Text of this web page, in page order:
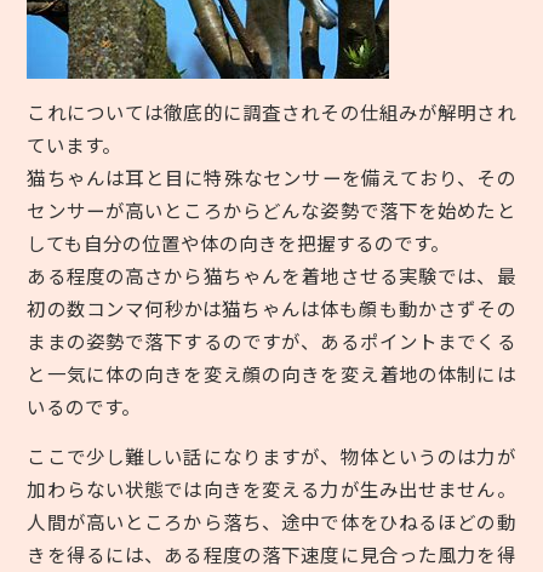
これについては徹底的に調査されその仕組みが解明され
ています。
猫ちゃんは耳と目に特殊なセンサーを備えており、その
センサーが高いところからどんな姿勢で落下を始めたと
しても自分の位置や体の向きを把握するのです。
ある程度の高さから猫ちゃんを着地させる実験では、最
初の数コンマ何秒かは猫ちゃんは体も顔も動かさずその
ままの姿勢で落下するのですが、あるポイントまでくる
と一気に体の向きを変え顔の向きを変え着地の体制には
いるのです。
ここで少し難しい話になりますが、物体というのは力が
加わらない状態では向きを変える力が生み出せません。
人間が高いところから落ち、途中で体をひねるほどの動
きを得るには、ある程度の落下速度に見合った風力を得